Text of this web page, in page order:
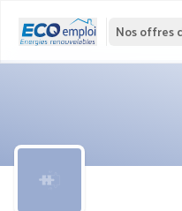
Nos offres